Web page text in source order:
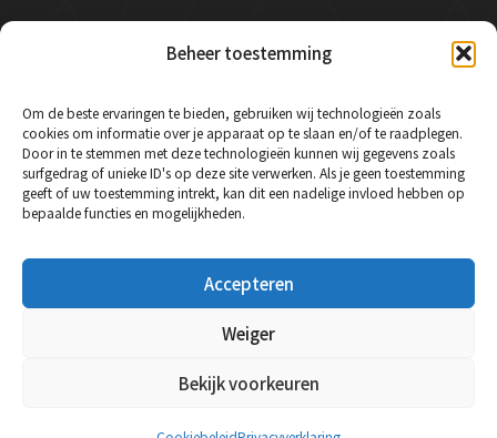
Beheer toestemming
Om de beste ervaringen te bieden, gebruiken wij technologieën zoals
cookies om informatie over je apparaat op te slaan en/of te raadplegen.
Door in te stemmen met deze technologieën kunnen wij gegevens zoals
surfgedrag of unieke ID's op deze site verwerken. Als je geen toestemming
geeft of uw toestemming intrekt, kan dit een nadelige invloed hebben op
bepaalde functies en mogelijkheden.
Accepteren
Weiger
Bekijk voorkeuren
Klantenservice
Betalen
Retourneren en klachtenregeling
Service & garantie
Veelgestelde vragen
Contact
Social Media
Instagram
Facebook
LinkedIn